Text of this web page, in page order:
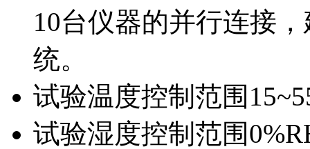
10台仪器的并行连接
统。
试验温度控制范围
试验湿度控制范围